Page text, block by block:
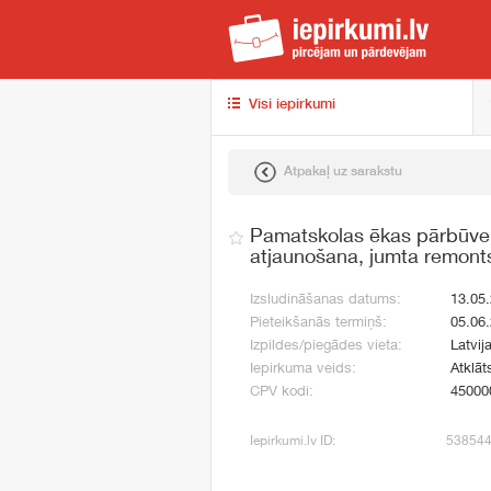
Visi iepirkumi
Atpakaļ uz sarakstu
Pamatskolas ēkas
atjaunošana, jumta
Izsludināšanas datums:
Pieteikšanās termiņš:
Izpildes/piegādes vieta:
Iepirkuma veids:
CPV kodi:
Iepirkumi.lv ID: